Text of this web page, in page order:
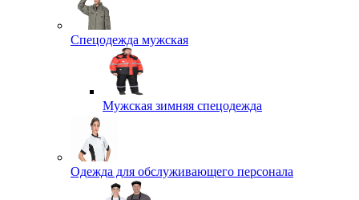
Спецодежда мужская
Мужская зимняя спецодежда
Одежда для обслуживающего персонала